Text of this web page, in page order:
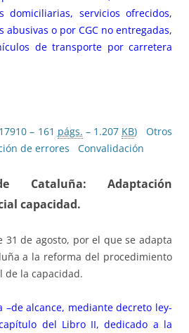
domiciliarias, servicios ofrecidos,
abusivas o por CGC no entregadas,
de transporte por carretera
– 161 págs. – 1.207 KB)
Otros
de errores Convalidación
Cataluña: Adaptación
capacidad.
31 de agosto, por el que se adapta
a la reforma del procedimiento
de la capacidad.
–de alcance, mediante decreto ley-
del Libro II, dedicado a la